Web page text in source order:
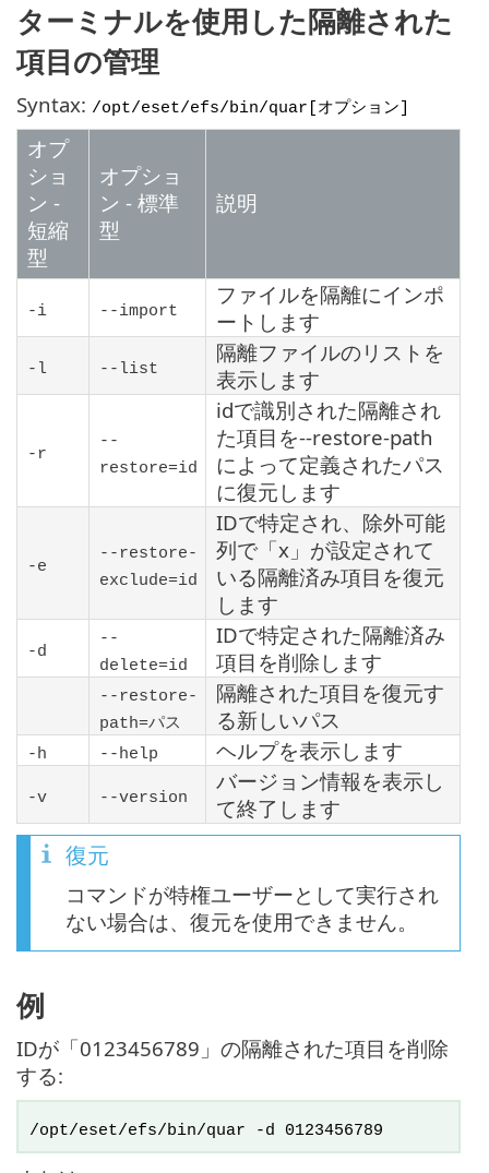
ターミナルを使用した隔離された
項目の管理
Syntax: /opt/eset/efs/bin/quar [オプション]
オプ
ショ
ン -
短縮
型
オプショ
ン - 標準
型
説明
-i --import
ファイルを隔離にインポ
ートします
-l --list
隔離ファイルのリストを
表示します
-r
--
restore=id
idで識別された隔離され
た項目を--restore-path
によって定義されたパス
に復元します
-e
--restore-
exclude=id
IDで特定され、除外可能
列で「x」が設定されて
いる隔離済み項目を復元
します
-d
--
delete=id
IDで特定された隔離済み
項目を削除します
--restore-
path=パス
隔離された項目を復元す
る新しいパス
-h --help ヘルプを表示します
-v --version
バージョン情報を表示し
て終了します
復元
コマンドが特権ユーザーとして実行され
ない場合は、復元を使用できません。
例
IDが「0123456789」の隔離された項目を削除
する:
/opt/eset/efs/bin/quar -d 0123456789